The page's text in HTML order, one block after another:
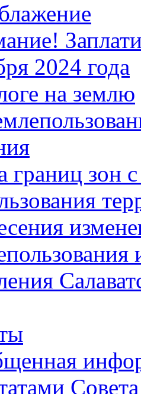
2024 года
на землю
границ зон